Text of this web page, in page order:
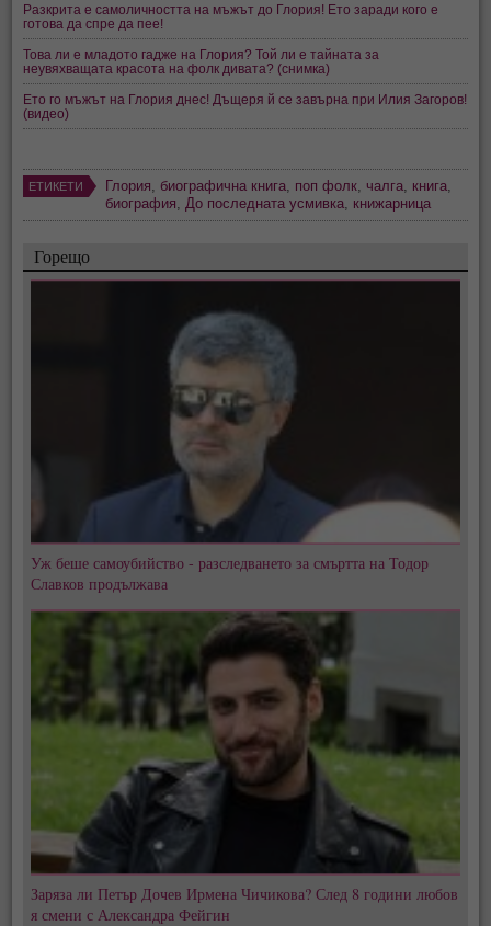
Разкрита е самоличността на мъжът до Глория! Ето заради кого е
готова да спре да пее!
Това ли е младото гадже на Глория? Той ли е тайната за
неувяхващата красота на фолк дивата? (снимка)
Ето го мъжът на Глория днес! Дъщеря й се завърна при Илия Загоров!
(видео)
ЕТИКЕТИ Глория биографична книга поп фолк чалга книга
биография
До последната усмивка книжарница
Горещо
Уж беше самоубийство - разследването за смъртта на Тодор
Славков продължава
Заряза ли Петър Дочев Ирмена Чичикова? След 8 години любов
я смени с Александра Фейгин